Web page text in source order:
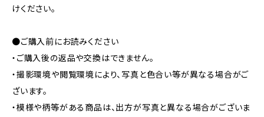
けください。
●ご購入前にお読みください
・ご購入後の返品や交換はできません。
・撮影環境や閲覧環境により、写真と色合い等が異なる場合がご
ざいます。
・模様や柄等がある商品は、出方が写真と異なる場合がございま